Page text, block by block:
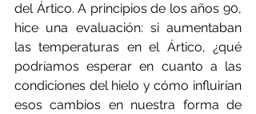
del Ártico. A principios de los años 90,
hice una evaluación: si aumentaban
las temperaturas en el Ártico, ¿qué
podríamos esperar en cuanto a las
condiciones del hielo y cómo influirían
esos cambios en nuestra forma de